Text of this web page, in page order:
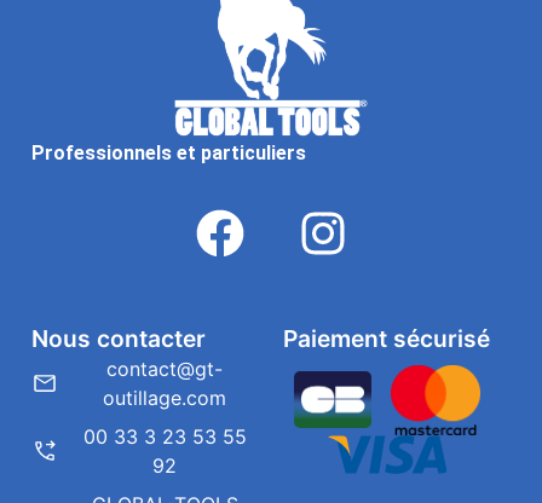
Professionnels et particuliers
Paiement sécurisé
Nous contacter
contact@gt-
outillage.com
00 33 3 23 53 55
92